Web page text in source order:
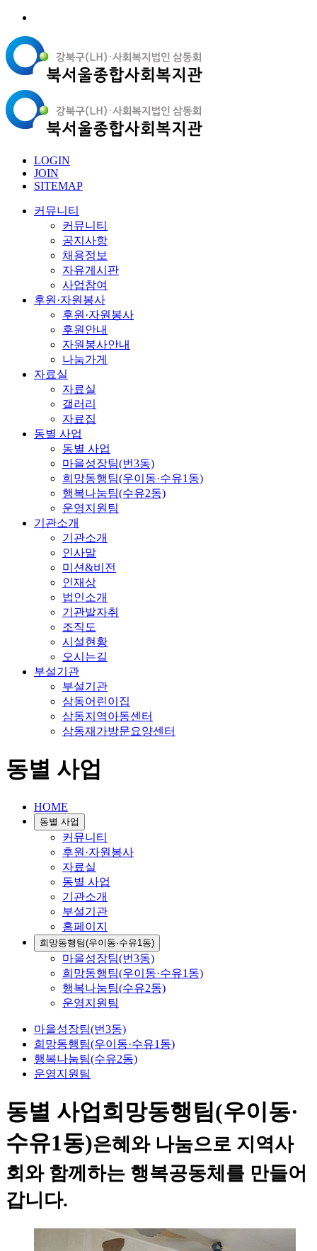
LOGIN
JOIN
SITEMAP
커뮤니티
커뮤니티
공지사항
채용정보
자유게시판
사업참여
후원·자원봉사
후원·자원봉사
후원안내
자원봉사안내
나눔가게
자료실
자료실
갤러리
자료집
동별 사업
동별 사업
마을성장팀(번3동)
희망동행팀(우이동·수유1동)
행복나눔팀(수유2동)
운영지원팀
기관소개
기관소개
인사말
미션&비전
인재상
법인소개
기관발자취
조직도
시설현황
오시는길
부설기관
부설기관
삼동어린이집
삼동지역아동센터
삼동재가방문요양센터
동별 사업
HOME
동별 사업
커뮤니티
후원·자원봉사
자료실
동별 사업
기관소개
부설기관
홈페이지
희망동행팀(우이동·수유1동)
마을성장팀(번3동)
희망동행팀(우이동·수유1동)
행복나눔팀(수유2동)
운영지원팀
마을성장팀(번3동)
희망동행팀(우이동·수유1동)
행복나눔팀(수유2동)
운영지원팀
동별 사업희망동행팀(우이동·
수유1동)은혜와 나눔으로 지역사
회와 함께하는 행복공동체를 만들어
갑니다.